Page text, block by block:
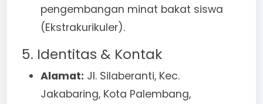
pengembangan minat bakat siswa
(Ekstrakurikuler).
5. Identitas & Kontak
Alamat: Jl. Silaberanti, Kec.
Jakabaring, Kota Palembang,